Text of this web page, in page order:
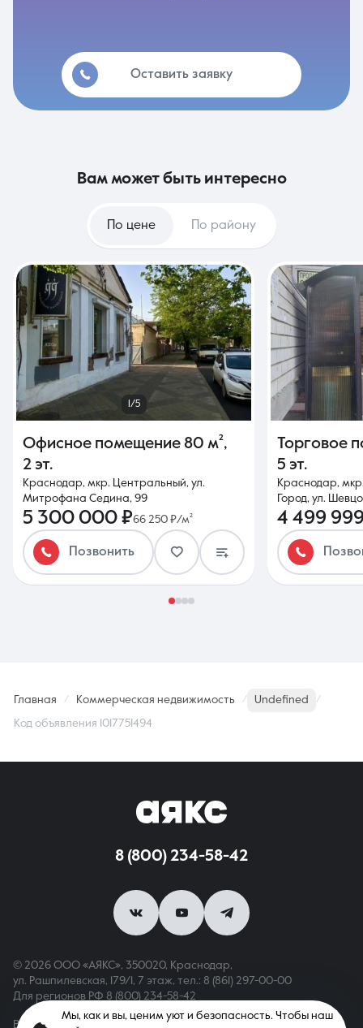
Оставить заявку
вам может быть интересно
По цене По району
1/5
Офисное помещение 80 м²,
2 эт.
Краснодар, мкр. Центральный, ул.
Митрофана Седина, 99
5 300 000 ₽66 250 ₽/м²
Позвонить
Торговое
5 эт.
Краснодар,
Город, ул.
4 499
Главная Коммерческая недвижимость Undefined
Код объявления 1017751494
8 (800) 234-58-42
© 2026 ООО «АЯКС», 350020, Краснодар,
ул. Рашпилевская, 179/1, 7 этаж, тел.: 8 (861) 297-00-00
Для регионов РФ 8 (800) 234-58-42
Вся информация, опубликованная на сайте, носит только
Мы, как и вы, ценим уют и безопасность. Чтобы наш